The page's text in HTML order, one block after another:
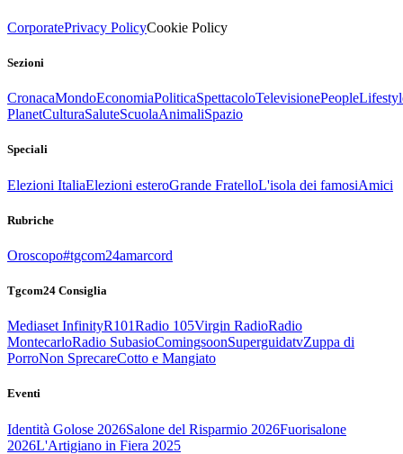
CorporatePrivacy PolicyCookie Policy
Sezioni
CronacaMondoEconomiaPoliticaSpettacoloTelevisionePeople
PlanetCulturaSaluteScuolaAnimaliSpazio
Speciali
Elezioni ItaliaElezioni esteroGrande FratelloL'isola dei famosiAmici
Rubriche
Oroscopo#tgcom24amarcord
Tgcom24 Consiglia
Mediaset InfinityR101Radio 105Virgin RadioRadio
MontecarloRadio SubasioComingsoonSuperguidatvZuppa di
PorroNon SprecareCotto e Mangiato
Eventi
Identità Golose 2026Salone del Risparmio 2026Fuorisalone
2026L'Artigiano in Fiera 2025